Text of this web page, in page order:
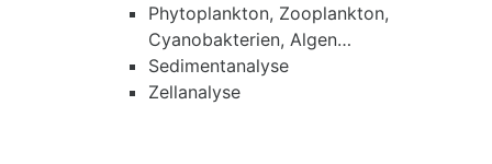
Phytoplankton, Zooplankton,
Cyanobakterien, Algen…
Sedimentanalyse
Zellanalyse